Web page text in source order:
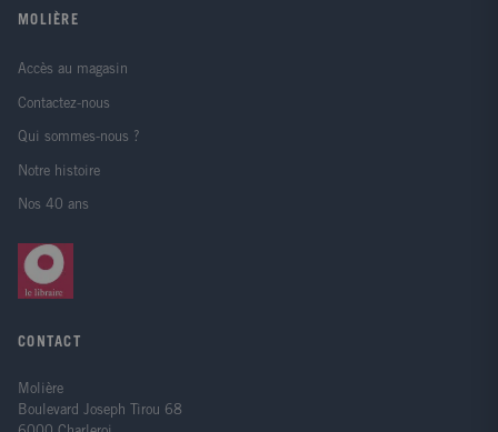
MOLIÈRE
Accès au magasin
Contactez-nous
Qui sommes-nous ?
Notre histoire
Nos 40 ans
CONTACT
Molière
Boulevard Joseph Tirou 68